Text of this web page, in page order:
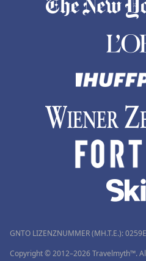
GNTO LIZENZNUMMER (MH.T.E.):
Copyright © 2012–2026 Travelmyth™.